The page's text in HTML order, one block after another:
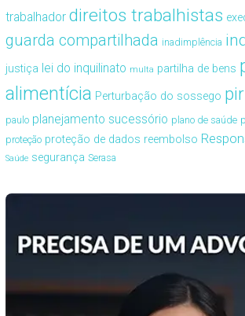
trabalhador direitos trabalhistas
guarda compartilhada inadimplência
justiça lei do inquilinato multa partilha de bens
alimentícia Perturbação do sossego
paulo planejamento sucessório plano de saúde
proteção proteção de dados reembolso
Saúde segurança Serasa